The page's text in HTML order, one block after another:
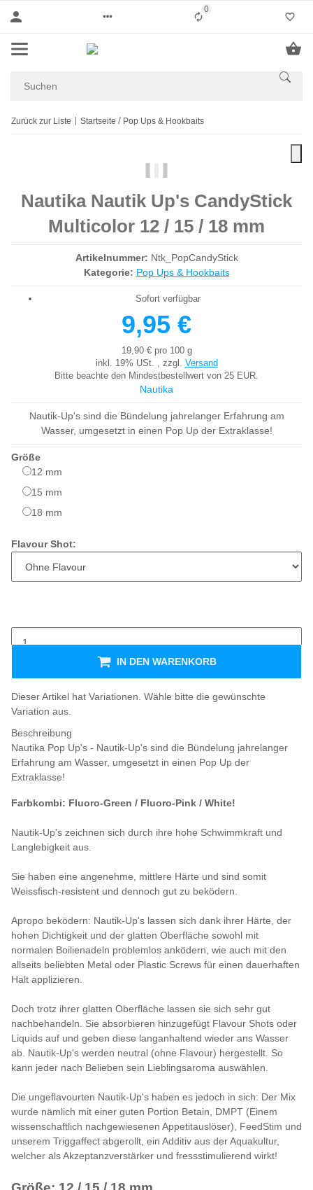
0Liste ist leer
Zurück zur Liste Startseite Pop Ups & Hookbaits
Nautika Nautik Up's CandyStick
Multicolor 12 / 15 / 18 mm
Artikelnummer: Ntk_PopCandyStick
Kategorie: Pop Ups & Hookbaits
Sofort verfügbar
9,95 €
19,90 € pro 100 g
inkl. 19% USt. , zzgl. Versand
Bitte beachte den Mindestbestellwert von 25 EUR.
Nautika
Nautik-Up's sind die Bündelung jahrelanger Erfahrung am
Wasser, umgesetzt in einen Pop Up der Extraklasse!
Größe
12 mm
15 mm
18 mm
Flavour Shot:
IN DEN WARENKORB
x
Dieser Artikel hat Variationen. Wähle bitte die gewünschte
Variation aus.
Beschreibung
Nautika Pop Up's - Nautik-Up's sind die Bündelung jahrelanger
Erfahrung am Wasser, umgesetzt in einen Pop Up der
Extraklasse!
Farbkombi: Fluoro-Green / Fluoro-Pink / White!
Nautik-Up's zeichnen sich durch ihre hohe Schwimmkraft und
Langlebigkeit aus.
Sie haben eine angenehme, mittlere Härte und sind somit
Weissfisch-resistent und dennoch gut zu beködern.
Apropo beködern: Nautik-Up's lassen sich dank ihrer Härte, der
hohen Dichtigkeit und der glatten Oberfläche sowohl mit
normalen Boilienadeln problemlos anködern, wie auch mit den
allseits beliebten Metal oder Plastic Screws für einen dauerhaften
Halt applizieren.
Doch trotz ihrer glatten Oberfläche lassen sie sich sehr gut
nachbehandeln. Sie absorbieren hinzugefügt Flavour Shots oder
Liquids auf und geben diese langanhaltend wieder ans Wasser
ab. Nautik-Up's werden neutral (ohne Flavour) hergestellt. So
kann jeder nach Belieben sein Lieblingsaroma auswählen.
Die ungeflavourten Nautik-Up's haben es jedoch in sich: Der Mix
wurde nämlich mit einer guten Portion Betain, DMPT (Einem
wissenschaftlich nachgewiesenen Appetitauslöser), FeedStim und
unserem Triggaffect abgerollt, ein Additiv aus der Aquakultur,
welcher als Akzeptanzverstärker und fressstimulierend wirkt!